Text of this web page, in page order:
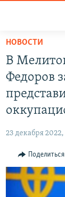
Вернуться
основному
содержанию
Вернутся
главной
Вернутся
поиску
СПЕЦПРОЕКТЫ
ИНТЕРАКТИВ
ИНФОГРАФИКА
ТЕЛЕПРОЕКТ
СОВЕТЫ
РАДІО
КАК ОБОЙТИ
Українською
НОВОСТИ
В
Федоров
23 декабря 2022,
Поделиться